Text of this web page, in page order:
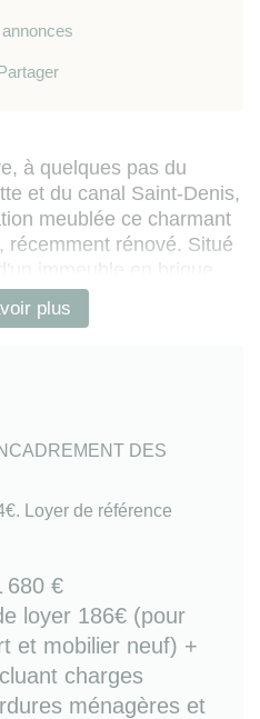
à quelques pas du
et du canal Saint-Denis,
meublée ce charmant
récemment rénové. Situé
immeuble en brique
parisienne, ce logement
entièrement équipée
ondes, kit vaisselle,
linge)
avec parquet /
rangement
gaz individuel /
vélos dans la cour /
en cours de
plus
DES
Loyer de référence
680 €
loyer 186€ (pour
et mobilier neuf) +
charges
ménagères et